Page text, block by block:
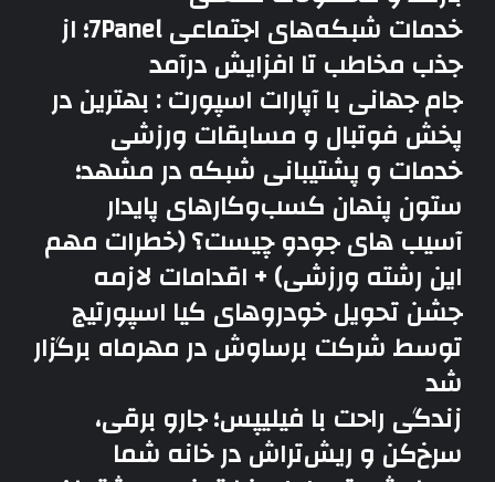
خدمات شبکه‌های اجتماعی 7Panel؛ از
جذب مخاطب تا افزایش درآمد
جام جهانی با آپارات اسپورت : بهترین در
پخش فوتبال و مسابقات ورزشی
خدمات و پشتیبانی شبکه در مشهد؛
ستون پنهان کسب‌وکارهای پایدار
آسیب های جودو چیست؟ (خطرات مهم
این رشته ورزشی) + اقدامات لازمه
جشن تحویل خودروهای کیا اسپورتیج
توسط شرکت برساوش در مهرماه برگزار
شد
زندگی راحت با فیلیپس؛ جارو برقی،
سرخ‌کن و ریش‌تراش در خانه شما